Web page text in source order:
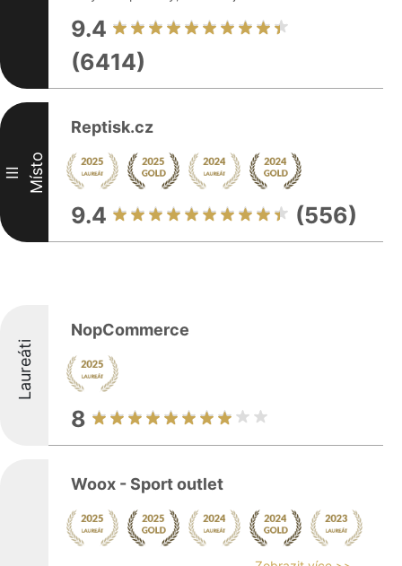
9.4
(6414)
III Místo
Reptisk.cz
9.4 (556)
Laureáti
NopCommerce
8
Woox - Sport outlet